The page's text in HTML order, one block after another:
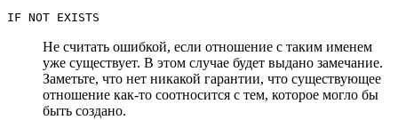
IF NOT EXISTS
Не считать ошибкой, если отношение с таким именем
уже существует. В этом случае будет выдано замечание.
Заметьте, что нет никакой гарантии, что существующее
отношение как-то соотносится с тем, которое могло бы
быть создано.